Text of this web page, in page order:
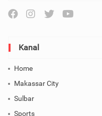
Kanal
Home
Makassar City
Sulbar
Sports